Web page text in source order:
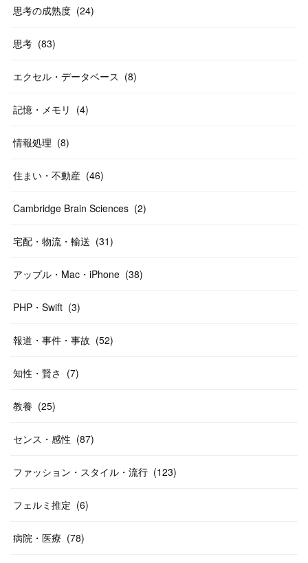
思考の成熟度 (24)
思考 (83)
エクセル・データベース (8)
記憶・メモリ (4)
情報処理 (8)
住まい・不動産 (46)
Cambridge Brain Sciences (2)
宅配・物流・輸送 (31)
アップル・Mac・iPhone (38)
PHP・Swift (3)
報道・事件・事故 (52)
知性・賢さ (7)
教養 (25)
センス・感性 (87)
ファッション・スタイル・流行 (123)
フェルミ推定 (6)
病院・医療 (78)